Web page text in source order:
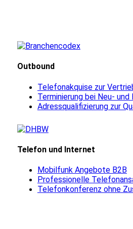
Outbound
Telefonakquise zur
Terminierung bei Neu-
Adressqualifizierung zur
Telefon und Internet
Mobilfunk Angebote B2B
Professionelle
Telefonkonferenz ohne